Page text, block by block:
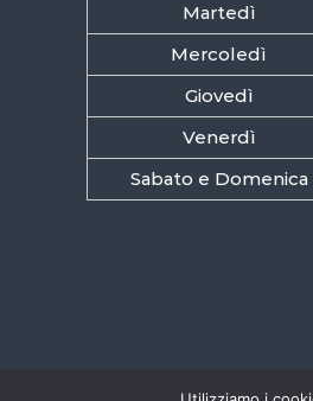
Martedì
Mercoledì
Giovedì
Venerdì
Sabato e Domenica